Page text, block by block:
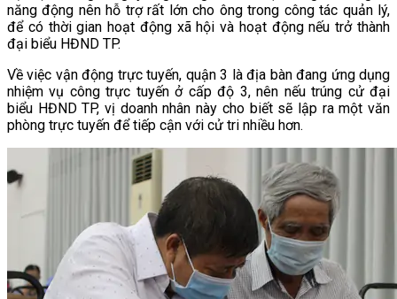
năng động nên hỗ trợ rất lớn cho ông trong công tác quản lý,
để có thời gian hoạt động xã hội và hoạt động nếu trở thành
đại biểu HĐND TP.
Về việc vận động trực tuyến, quận 3 là địa bàn đang ứng dụng
nhiệm vụ công trực tuyến ở cấp độ 3, nên nếu trúng cử đại
biểu HĐND TP, vị doanh nhân này cho biết sẽ lập ra một văn
phòng trực tuyến để tiếp cận với cử tri nhiều hơn.